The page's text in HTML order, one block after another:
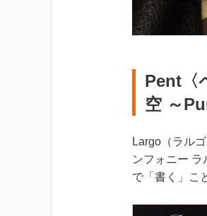
Pent〈
空 ～
Largo（ラル
ンフォニー
で「書く」こ